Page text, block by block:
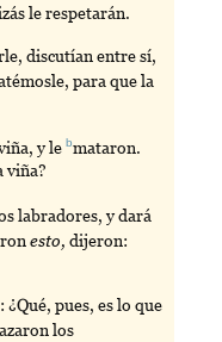
le respetarán.
discutían entre sí,
para que la
y lebmataron.
viña?
labradores, y dará
esto, dijeron:
pues, es lo que
los